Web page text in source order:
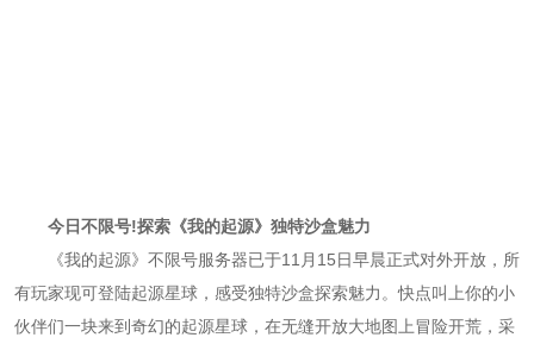
今日不限号!探索《我的起源》独特沙盒魅力
《我的起源》不限号服务器已于11月15日早晨正式对外开放，所
有玩家现可登陆起源星球，感受独特沙盒探索魅力。快点叫上你的小
伙伴们一块来到奇幻的起源星球，在无缝开放大地图上冒险开荒，采